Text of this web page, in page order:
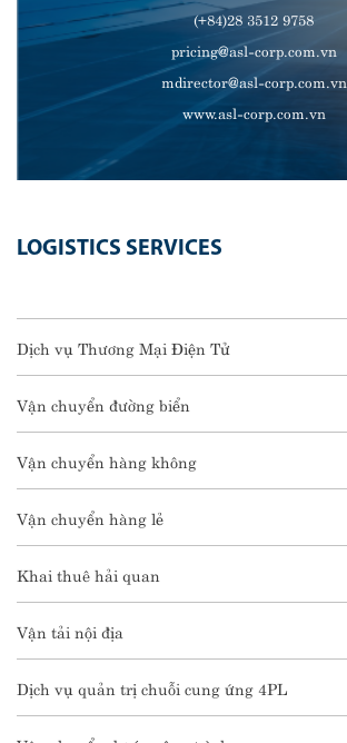
(+84)28 3512 9758
pricing@asl-corp.com.vn
mdirector@asl-corp.com.vn
www.asl-corp.com.vn
LOGISTICS SERVICES
Dịch vụ Thương Mại Điện Tử
Vận chuyển đường biển
Vận chuyển hàng không
Vận chuyển hàng lẻ
Khai thuê hải quan
Vận tải nội địa
Dịch vụ quản trị chuỗi cung ứng 4PL